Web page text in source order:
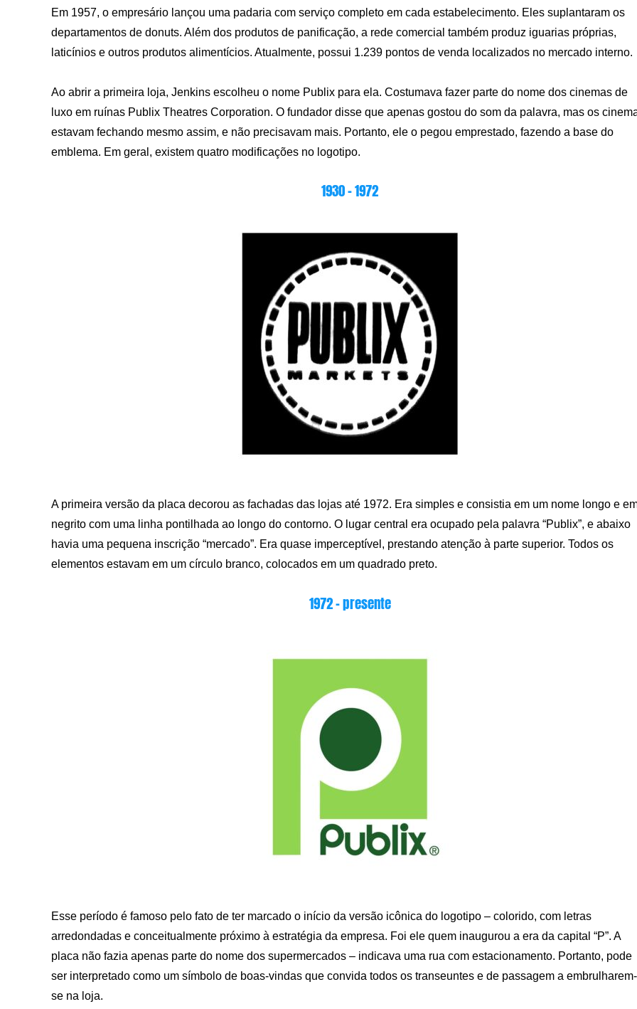
Em 1957, o empresário lançou uma padaria com serviço completo em cada estabelecimento. Eles suplantaram os
departamentos de donuts. Além dos produtos de panificação, a rede comercial também produz iguarias próprias,
laticínios e outros produtos alimentícios. Atualmente, possui 1.239 pontos de venda localizados no mercado interno.
Ao abrir a primeira loja, Jenkins escolheu o nome Publix para ela. Costumava fazer parte do nome dos cinemas de
luxo em ruínas Publix Theatres Corporation. O fundador disse que apenas gostou do som da palavra, mas os
estavam fechando mesmo assim, e não precisavam mais. Portanto, ele o pegou emprestado, fazendo a base do
emblema. Em geral, existem quatro modificações no logotipo.
1930 – 1972
A primeira versão da placa decorou as fachadas das lojas até 1972. Era simples e consistia em um nome longo e
negrito com uma linha pontilhada ao longo do contorno. O lugar central era ocupado pela palavra “Publix”, e abaixo
havia uma pequena inscrição “mercado”. Era quase imperceptível, prestando atenção à parte superior. Todos os
elementos estavam em um círculo branco, colocados em um quadrado preto.
1972 – presente
Esse período é famoso pelo fato de ter marcado o início da versão icônica do logotipo – colorido, com letras
arredondadas e conceitualmente próximo à estratégia da empresa. Foi ele quem inaugurou a era da capital “P”. A
placa não fazia apenas parte do nome dos supermercados – indicava uma rua com estacionamento. Portanto, pode
ser interpretado como um símbolo de boas-vindas que convida todos os transeuntes e de passagem a embrulharem-
se na loja.